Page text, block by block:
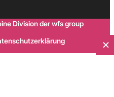
Division der wfs group